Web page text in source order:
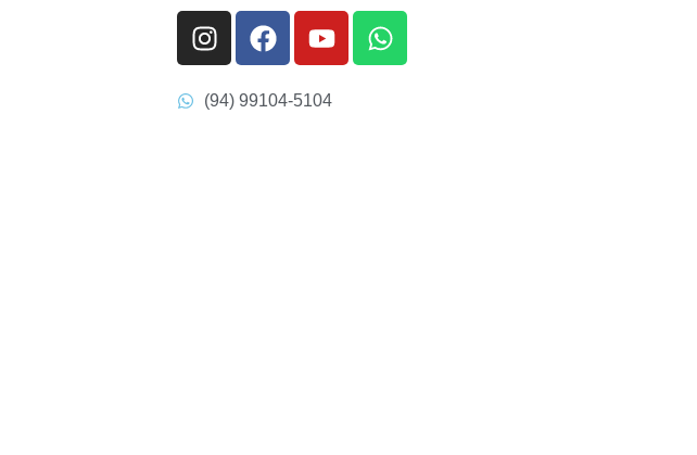
(94) 99104-5104